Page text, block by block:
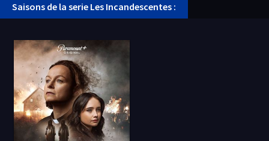
Saisons de la serie Les Incandescentes :